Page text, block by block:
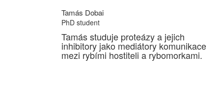
Tamás Dobai
PhD student
Tamás studuje proteázy a jejich
inhibitory jako mediátory komunikace
mezi rybími hostiteli a rybomorkami.